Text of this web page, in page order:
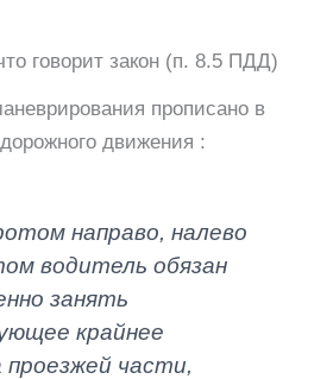
говорит закон (п. 8.5 ПДД)
прописано в
движения :
направо, налево
водитель обязан
занять
крайнее
проезжей части,